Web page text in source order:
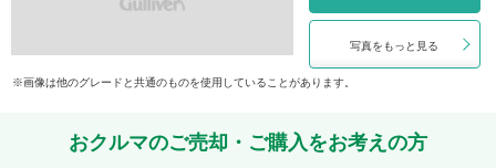
写真をもっと見る
画像は他のグレードと共通のものを使用していることがあります。
おクルマのご売却・ご購入をお考えの方